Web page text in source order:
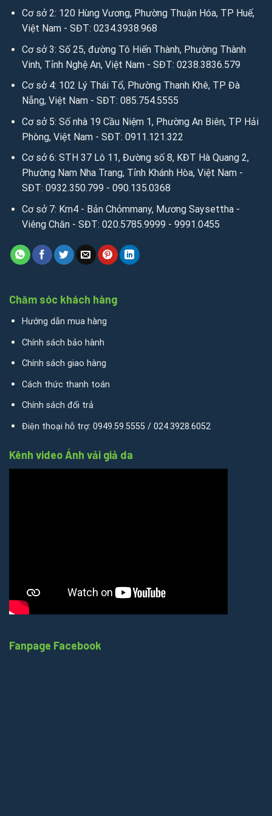
hsimili.vn/ anhsimili.com.vn/sofaanh.vn
3. Kết nối miễn phí để tìm hiểu sâu hơn qua Email:
Email:sales.anhvaigiada@gmail.com/ngochanjsc2016@g
nhandisc@yahoo.com
Nguồn: Ánh vải giả da
Người đưa tin: Mr Kim Cương
Cơ sở 2: 120 Hùng Vương, Phường Thuận Hóa, TP Huế,
Việt Nam - SĐT: 0234.3938.968
Cơ sở 3: Số 25, đường Tô Hiến Thành, Phường Thành
Vinh, Tỉnh Nghệ An, Việt Nam - SĐT: 0238.3836.579
Cơ sở 4: 102 Lý Thái Tổ, Phường Thanh Khê, TP Đà
Nẵng, Việt Nam - SĐT: 085.754.5555
Cơ sở 5: Số nhà 19 Cầu Niệm 1, Phường An Biên, TP Hải
Phòng, Việt Nam - SĐT: 0911.121.322
Cơ sở 6: STH 37 Lô 11, Đường số 8, KĐT Hà Quang 2,
Phường Nam Nha Trang, Tỉnh Khánh Hòa, Việt Nam -
SĐT: 0932.350.799 - 090.135.0368
Cơ sở 7: Km4 - Bản Chỏmmany, Mương Saysettha -
Viêng Chăn - SĐT: 020.5785.9999 - 9991.0455
Chăm sóc khách hàng
Hướng dẫn mua hàng
Chính sách bảo hành
Chính sách giao hàng
Cách thức thanh toán
Chính sách đổi trả
Điện thoại hỗ trợ: 0949.59.5555 / 024.3928.6052
Kênh video Ánh vải giả da
Fanpage Facebook